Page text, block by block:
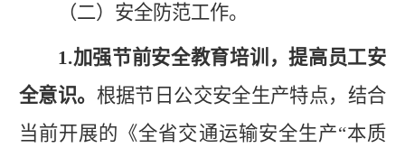
（二）安全防范工作。
1.加强节前安全教育培训，提高员工安
全意识。 根据节日公交安全生产特点，结合
当前开展的 《全省交通运输安全生产“本质